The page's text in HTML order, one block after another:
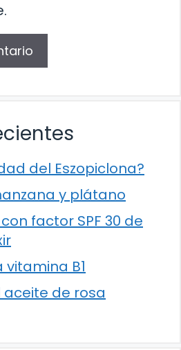
del Eszopiclona?
y plátano
factor SPF 30 de
vitamina B1
aceite de rosa